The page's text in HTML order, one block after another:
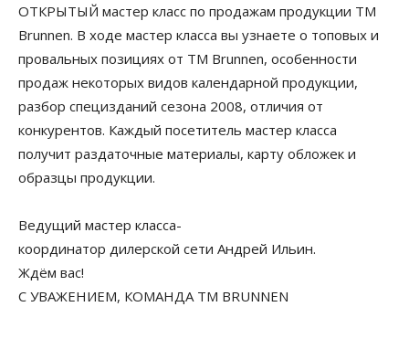
ОТКРЫТЫЙ мастер класс по продажам продукции ТМ
Brunnen. В ходе мастер класса вы узнаете о топовых и
провальных позициях от ТМ Brunnen, особенности
продаж некоторых видов календарной продукции,
разбор специзданий сезона 2008, отличия от
конкурентов. Каждый посетитель мастер класса
получит раздаточные материалы, карту обложек и
образцы продукции.
Ведущий мастер класса-
координатор дилерской сети Андрей Ильин.
Ждём вас!
С УВАЖЕНИЕМ, КОМАНДА ТМ BRUNNEN